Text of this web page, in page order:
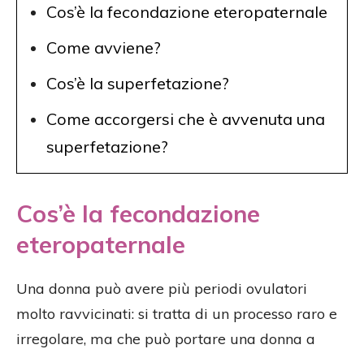
Cos’è la fecondazione eteropaternale
Come avviene?
Cos’è la superfetazione?
Come accorgersi che è avvenuta una
superfetazione?
Cos’è la fecondazione
eteropaternale
Una donna può avere più periodi ovulatori
molto ravvicinati: si tratta di un processo raro e
irregolare, ma che può portare una donna a